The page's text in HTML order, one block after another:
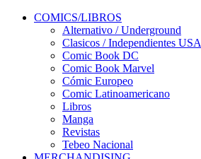
COMICS/LIBROS
Alternativo / Underground
Clasicos / Independientes USA
Comic Book DC
Comic Book Marvel
Cómic Europeo
Comic Latinoamericano
Libros
Manga
Revistas
Tebeo Nacional